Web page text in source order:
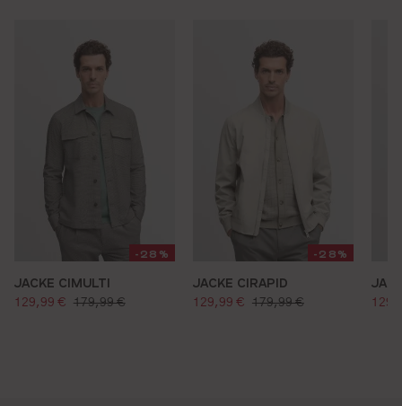
-28%
JACKE CIMULTI
verkaufspreis:
129,99 € regulärer preis:
179,99 €
-28%
JACKE CIRAPID
verkaufspreis:
129,99 € regulärer preis:
179,99 €